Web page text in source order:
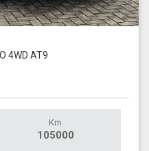
4WD AT9
Km
105000